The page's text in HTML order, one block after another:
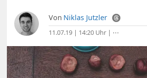
Von Niklas Jutzler
11.07.19 | 14:20 Uhr | ⋯